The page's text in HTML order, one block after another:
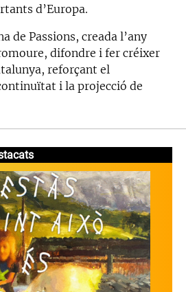
d’Europa.
de Passions, creada l’any
difondre i fer créixer
reforçant el
i la projecció de